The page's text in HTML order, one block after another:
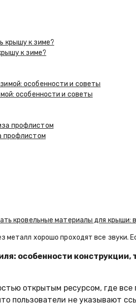
к зиме?
особенности и советы
профлистом
кровельные материалы для крыши:
металл хорошо проходят все
особенности
открытым ресурсом, где
пользователи не указывают